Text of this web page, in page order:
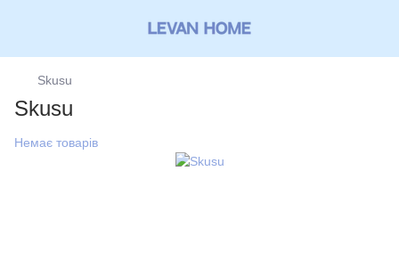
Skusu
Skusu
Немає товарів